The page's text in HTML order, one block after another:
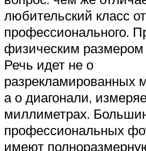
любительский класс от
профессионального.
физическим
Речь идет не о
разрекламированных
а о диагонали,
миллиметрах.
профессиональных
имеют